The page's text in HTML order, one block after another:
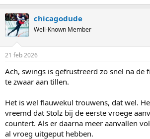
chicagodude
Well-Known Member
21 feb 2026
Ach, swings is gefrustreerd zo snel na de
te zwaar aan tillen.
Het is wel flauwekul trouwens, dat wel.
vreemd dat Stolz bij de eerste vroege
countert. Als er daarna meer aanvallen
al vroeg uitgeput hebben.